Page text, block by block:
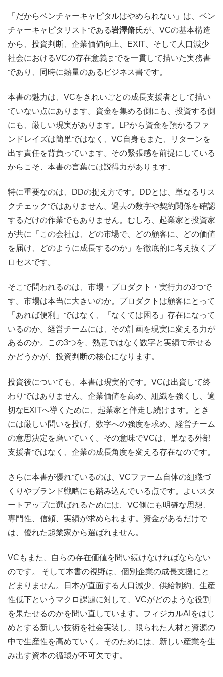
「だからベンチャーキャピタルはやめられない」は、ベン
チャーキャピタリストである岩澤脩氏が、VCの基本構造
から、投資判断、企業価値向上、EXIT、そして人口減少
社会におけるVCの存在意義までを一貫して描いた実務書
であり、同時に熱量のあるビジネス書です。
本書の魅力は、VCをきれいごとの成長支援者として描い
ていない点にあります。資金を集める側にも、投資する側
にも、厳しい現実があります。LPから資金を預かるファ
ンドレイズは簡単ではなく、VC自身もまた、リターンを
出す責任を背負っています。その緊張感を前提にしている
からこそ、本書の言葉には説得力があります。
特に重要なのは、DDの捉え方です。DDとは、単なるリス
クチェックではありません。過去の数字や契約関係を確認
するだけの作業でもありません。むしろ、起業家と投資家
が共に「この会社は、どの市場で、どの顧客に、どの価値
を届け、どのように成長するのか」を徹底的に考え抜くプ
ロセスです。
そこで問われるのは、市場・プロダクト・実行力の3つで
す。市場は本当に大きいのか。プロダクトは顧客にとって
「あれば便利」ではなく、「なくては困る」存在になって
いるのか。経営チームには、その計画を現実に変える力が
あるのか。この3つを、熱意ではなく数字と実績で示せる
かどうかが、投資判断の核心になります。
投資後についても、本書は現実的です。VCは出資して終
わりではありません。企業価値を高め、組織を強くし、適
切なEXITへ導くために、起業家と伴走し続けます。とき
には厳しい問いを投げ、数字への強度を求め、経営チーム
の意思決定を磨いていく。その意味でVCは、単なる外部
支援者ではなく、企業の成長角度を変える存在なのです。
さらに本書が優れているのは、VCファーム自体の組織づ
くりやブランド戦略にも踏み込んでいる点です。よいスタ
ートアップに選ばれるためには、VC側にも明確な思想、
専門性、信頼、実績が求められます。資金があるだけで
は、優れた起業家から選ばれません。
VCもまた、自らの存在価値を問い続けなければならない
のです。 そして本書の視野は、個別企業の成長支援にと
どまりません。日本が直面する人口減少、供給制約、生産
性低下というマクロ課題に対して、VCがどのような役割
を果たせるのかを問い直しています。フィジカルAIをはじ
めとする新しい技術を社会実装し、限られた人材と資源の
中で生産性を高めていく。そのためには、新しい産業を生
み出す資本の循環が不可欠です。